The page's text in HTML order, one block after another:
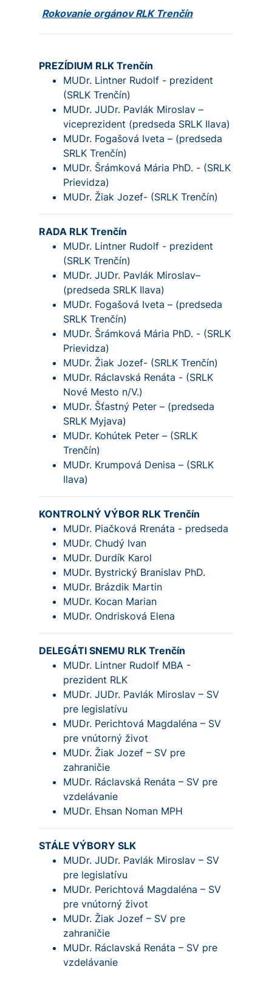
Rokovanie orgánov RLK Trenčín
PREZÍDIUM RLK Trenčín
MUDr. Lintner Rudolf - prezident
(SRLK Trenčín)
MUDr. JUDr. Pavlák Miroslav –
viceprezident (predseda SRLK Ilava)
MUDr. Fogašová Iveta – (predseda
SRLK Trenčín)
MUDr. Šrámková Mária PhD. - (SRLK
Prievidza)
MUDr. Žiak Jozef- (SRLK Trenčín)
RADA RLK Trenčín
MUDr. Lintner Rudolf - prezident
(SRLK Trenčín)
MUDr. JUDr. Pavlák Miroslav–
(predseda SRLK Ilava)
MUDr. Fogašová Iveta – (predseda
SRLK Trenčín)
MUDr. Šrámková Mária PhD. - (SRLK
Prievidza)
MUDr. Žiak Jozef- (SRLK Trenčín)
MUDr. Ráclavská Renáta - (SRLK
Nové Mesto n/V.)
MUDr. Šťastný Peter – (predseda
SRLK Myjava)
MUDr. Kohútek Peter – (SRLK
Trenčín)
MUDr. Krumpová Denisa – (SRLK
Ilava)
KONTROLNÝ VÝBOR RLK Trenčín
MUDr. Piačková Rrenáta - predseda
MUDr. Chudý Ivan
MUDr. Durdík Karol
MUDr. Bystrický Branislav PhD.
MUDr. Brázdik Martin
MUDr. Kocan Marian
MUDr. Ondrisková Elena
DELEGÁTI SNEMU RLK Trenčín
MUDr. Lintner Rudolf MBA -
prezident RLK
MUDr. JUDr. Pavlák Miroslav – SV
pre legislatívu
MUDr. Perichtová Magdaléna – SV
pre vnútorný život
MUDr. Žiak Jozef – SV pre
zahraničie
MUDr. Ráclavská Renáta – SV pre
vzdelávanie
MUDr. Ehsan Noman MPH
STÁLE VÝBORY SLK
MUDr. JUDr. Pavlák Miroslav – SV
pre legislatívu
MUDr. Perichtová Magdaléna – SV
pre vnútorný život
MUDr. Žiak Jozef – SV pre
zahraničie
MUDr. Ráclavská Renáta – SV pre
vzdelávanie